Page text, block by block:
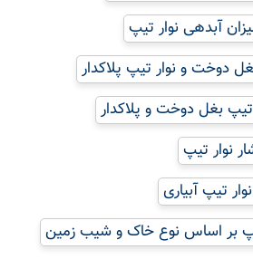
آبدهی نوار تیپ
دوخت و نوار تیپ پلاکدار
بغل دوخت و پلاکدار
نوار تیپ
تیپ آبیاری
بر اساس نوع خاک و شیب زمین